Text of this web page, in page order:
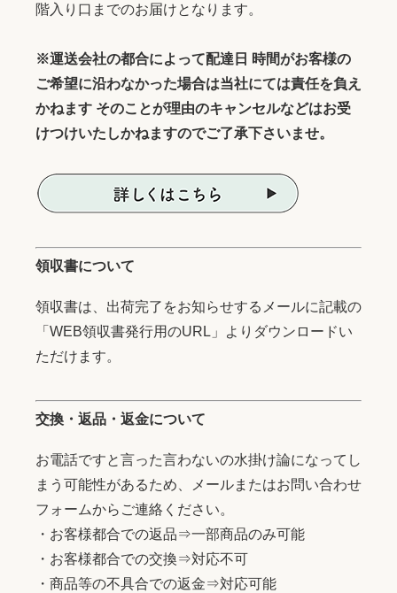
階入り口までのお届けとなります。
※運送会社の都合によって配達日 時間がお客様の
ご希望に沿わなかった場合は当社にては責任を負え
かねます そのことが理由のキャンセルなどはお受
けつけいたしかねますのでご了承下さいませ。
領収書について
領収書は、出荷完了をお知らせするメールに記載の
「WEB領収書発行用のURL」よりダウンロードい
ただけます。
交換・返品・返金について
お電話ですと言った言わないの水掛け論になってし
まう可能性があるため、メールまたはお問い合わせ
フォームからご連絡ください。
・お客様都合での返品⇒一部商品のみ可能
・お客様都合での交換⇒対応不可
・商品等の不具合での返金⇒対応可能